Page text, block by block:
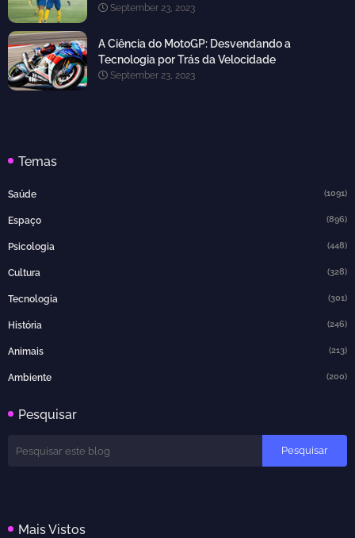
September 23, 2023
A Ciência do MotoGP: Desvendando a
Tecnologia por Trás da Velocidade
September 23, 2023
Temas
Saúde (1091)
Espaço (896)
Psicologia (448)
Cultura (328)
Tecnologia (301)
História (246)
Animais (213)
Ambiente (200)
Pesquisar
Mais Vistos